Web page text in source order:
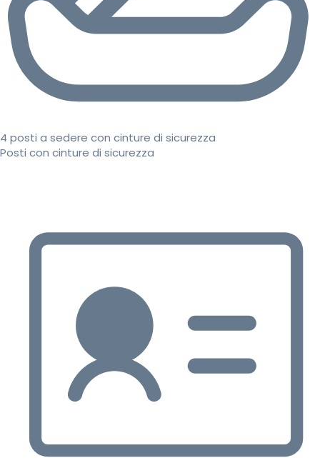
4 posti a sedere con cinture di sicurezza
Posti con cinture di sicurezza